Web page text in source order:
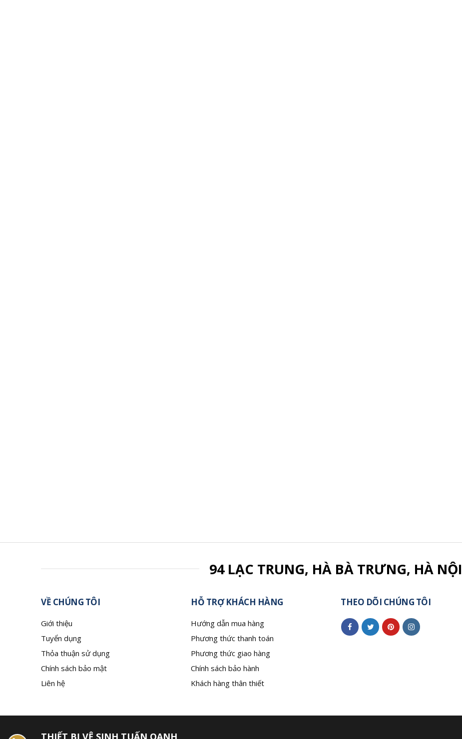
94 LẠC TRUNG, HÀ BÀ TRƯNG, HÀ NỘI
VỀ CHÚNG TÔI
Giới thiệu
Tuyển dụng
Thỏa thuận sử dụng
Chính sách bảo mật
Liên hệ
HỖ TRỢ KHÁCH HÀNG
Hướng dẫn mua hàng
Phương thức thanh toán
Phương thức giao hàng
Chính sách bảo hành
Khách hàng thân thiết
THEO DÕI CHÚNG TÔI
THIẾT BỊ VỆ SINH TUẤN OANH